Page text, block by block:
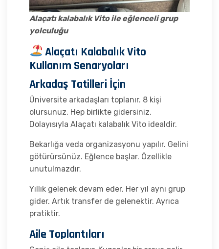
Alaçatı kalabalık Vito ile eğlenceli grup
yolculuğu
Alaçatı Kalabalık Vito
Kullanım Senaryoları
Arkadaş Tatilleri İçin
Üniversite arkadaşları toplanır. 8 kişi
olursunuz. Hep birlikte gidersiniz.
Dolayısıyla Alaçatı kalabalık Vito idealdir.
Bekarlığa veda organizasyonu yapılır. Gelini
götürürsünüz. Eğlence başlar. Özellikle
unutulmazdır.
Yıllık gelenek devam eder. Her yıl aynı grup
gider. Artık transfer de gelenektir. Ayrıca
pratiktir.
Aile Toplantıları